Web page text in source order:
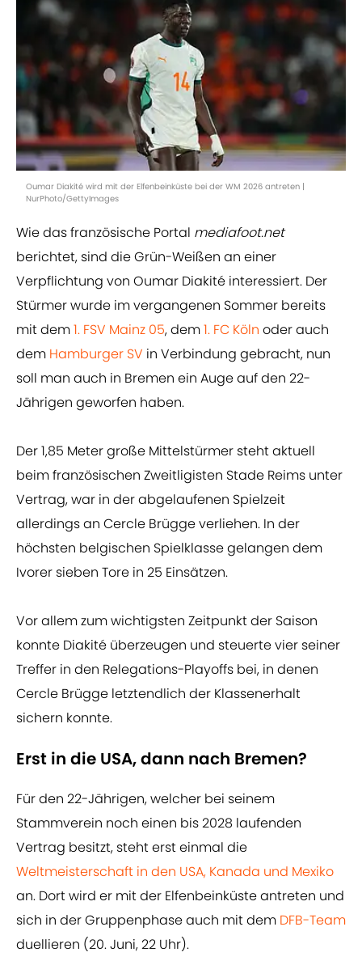
Oumar Diakité wird mit der Elfenbeinküste bei der WM 2026 antreten |
NurPhoto/GettyImages
Wie das französische Portal mediafoot.net
berichtet, sind die Grün-Weißen an einer
Verpflichtung von Oumar Diakité interessiert. Der
Stürmer wurde im vergangenen Sommer bereits
mit dem1. FSV Mainz 05, dem1. FC Köln oder auch
dem Hamburger SV in Verbindung gebracht, nun
soll man auch in Bremen ein Auge auf den 22-
Jährigen geworfen haben.
Der 1,85 Meter große Mittelstürmer steht aktuell
beim französischen Zweitligisten Stade Reims unter
Vertrag, war in der abgelaufenen Spielzeit
allerdings an Cercle Brügge verliehen. In der
höchsten belgischen Spielklasse gelangen dem
Ivorer sieben Tore in 25 Einsätzen.
Vor allem zum wichtigsten Zeitpunkt der Saison
konnte Diakité überzeugen und steuerte vier seiner
Treffer in den Relegations-Playoffs bei, in denen
Cercle Brügge letztendlich der Klassenerhalt
sichern konnte.
Erst in die USA, dann nach Bremen?
Für den 22-Jährigen, welcher bei seinem
Stammverein noch einen bis 2028 laufenden
Vertrag besitzt, steht erst einmal die
Weltmeisterschaft in den USA, Kanada und Mexiko
an. Dort wird er mit der Elfenbeinküste antreten und
sich in der Gruppenphase auch mit dem DFB-Team
duellieren (20. Juni, 22 Uhr).